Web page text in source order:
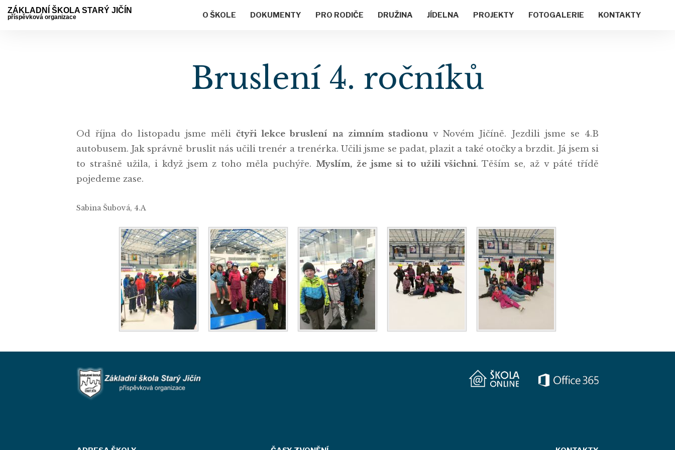
ZÁKLADNÍ ŠKOLA STARÝ JIČÍN
příspěvková organizace O ŠKOLE DOKUMENTY PRO RODIČE DRUŽINA JÍDELNA PROJEKTY FOTOGALERIE KONTAKTY
Bruslení 4. ročníků
Od října do listopadu jsme měli čtyři lekce bruslení na zimním stadionuv Novém Jičíně. Jezdili jsme se 4.B
autobusem. Jak správně bruslit nás učili trenér a trenérka. Učili jsme se padat, plazit a také otočky a brzdit. Já jsem si
to strašně užila, i když jsem z toho měla puchýře. Myslím, že jsme si to užili všichni. Těším se, až v páté třídě
pojedeme zase.
Sabina Šubová, 4.A